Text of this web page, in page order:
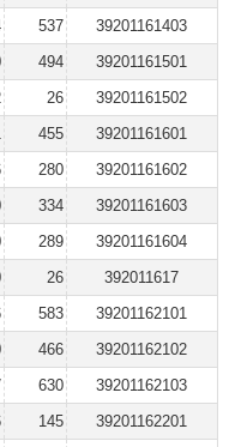
537
39201161403
494
39201161501
26
39201161502
455
39201161601
280
39201161602
334
39201161603
289
39201161604
26
392011617
583
39201162101
466
39201162102
630
39201162103
145
39201162201